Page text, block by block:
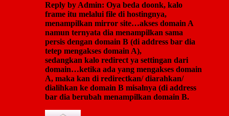
Reply by Admin: Oya beda doonk, kalo
frame itu melalui file di hostingnya,
menampilkan mirror site…akses domain A
namun ternyata dia menampilkan sama
persis dengan domain B (di address bar dia
tetep mengakses domain A),
sedangkan kalo redirect ya settingan dari
domain…ketika ada yang mengakses domain
A, maka kan di redirectkan/ diarahkan/
dialihkan ke domain B misalnya (di address
bar dia berubah menampilkan domain B.